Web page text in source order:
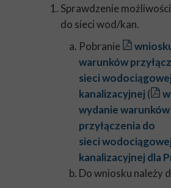
Sprawdzenie
do sieci wod/kan.
Pobranie
warunków
sieci
kanalizacyjnej (
wydanie warunków
przyłączenia do
sieci
kanalizacyjnej dla
Do wniosku należy